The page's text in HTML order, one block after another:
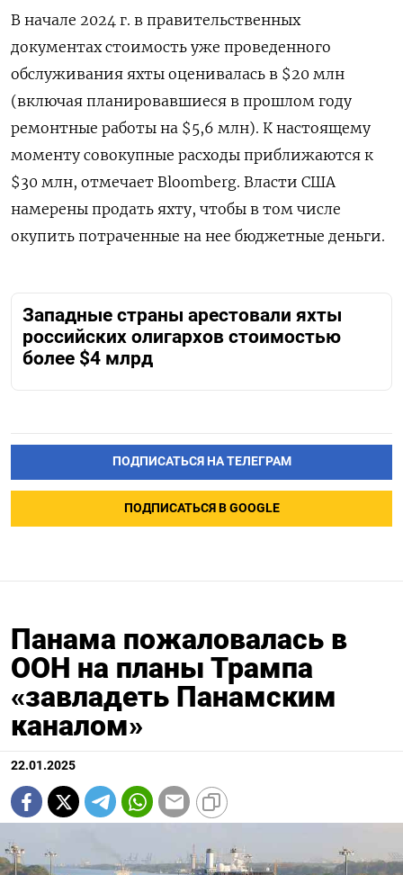
В начале 2024 г. в правительственных
документах стоимость уже проведенного
обслуживания яхты оценивалась в $20 млн
(включая планировавшиеся в прошлом году
ремонтные работы на $5,6 млн). К настоящему
моменту совокупные расходы приближаются к
$30 млн, отмечает Bloomberg. Власти США
намерены продать яхту, чтобы в том числе
окупить потраченные на нее бюджетные деньги.
Западные страны арестовали яхты
российских олигархов стоимостью
более $4 млрд
ПОДПИСАТЬСЯ НА ТЕЛЕГРАМ
ПОДПИСАТЬСЯ В GOOGLE
Панама пожаловалась в
ООН на планы Трампа
«завладеть Панамским
каналом»
22.01.2025